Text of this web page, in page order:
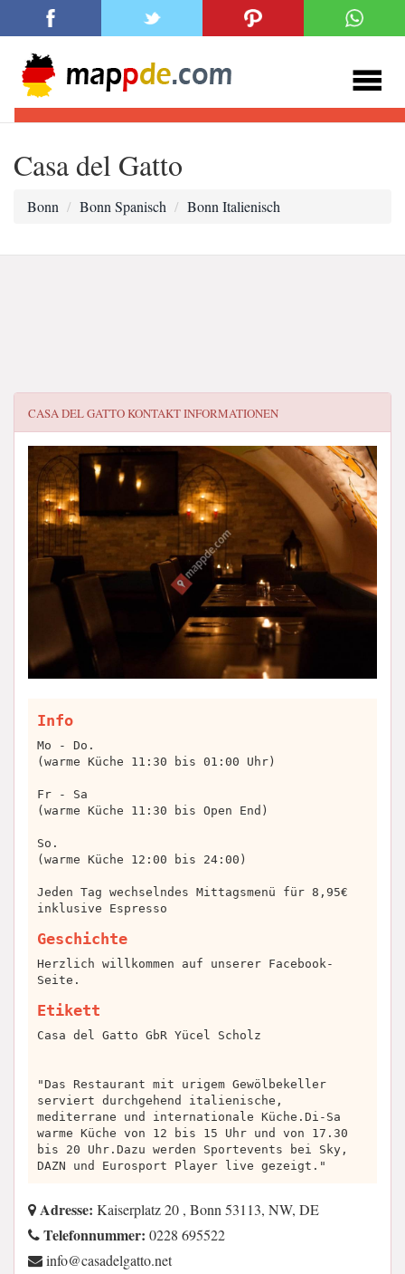
Casa del Gatto
Bonn Bonn Spanisch Bonn Italienisch
CASA DEL GATTOKONTAKT INFORMATIONEN
Info
Mo - Do.
(warme Küche 11:30 bis 01:00 Uhr)
Fr - Sa
(warme Küche 11:30 bis Open End)
So.
(warme Küche 12:00 bis 24:00)
Jeden Tag wechselndes Mittagsmenü für 8,95€
inklusive Espresso
Geschichte
Herzlich willkommen auf unserer Facebook-
Seite.
Etikett
Casa del Gatto GbR Yücel Scholz
"Das Restaurant mit urigem Gewölbekeller
serviert durchgehend italienische,
mediterrane und internationale Küche.Di-Sa
warme Küche von 12 bis 15 Uhr und von 17.30
bis 20 Uhr.Dazu werden Sportevents bei Sky,
DAZN und Eurosport Player live gezeigt."
Adresse: Kaiserplatz 20 , Bonn 53113, NW, DE
Telefonnummer: 0228 695522
ten.ottagledasac@ofni